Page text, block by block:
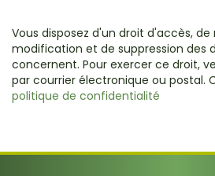
Vous disposez d'un droit d'accès,
modification et de suppression des
concernent. Pour exercer ce droit,
par courrier électronique ou postal.
politique de confidentialité